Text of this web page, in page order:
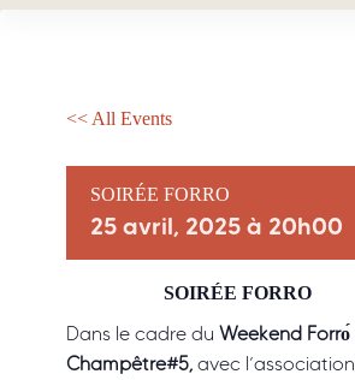
<< All Events
SOIRÉE FORRO
25 avril, 2025 à 20h00
SOIRÉE FORRO
Dans le cadre du Weekend Forrо́
Champêtre#5, avec l’association